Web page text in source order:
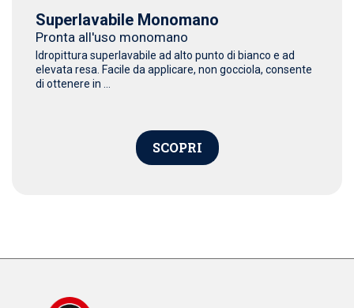
Superlavabile Monomano
Pronta all'uso monomano
Idropittura superlavabile ad alto punto di bianco e ad
elevata resa. Facile da applicare, non gocciola, consente
di ottenere in ...
SCOPRI